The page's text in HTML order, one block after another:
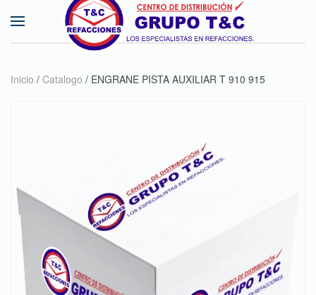
Skip to main content
Inicio / Catalogo / ENGRANE PISTA AUXILIAR T 910 915